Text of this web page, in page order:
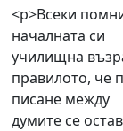
<p>Всеки
началната си
училищна
правилото, че
писане между
думите се